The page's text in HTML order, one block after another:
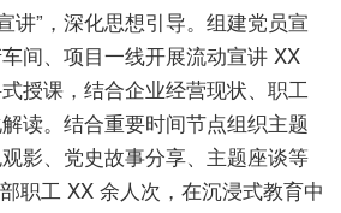
讲”，深化思想引导。组建党员宣
间、项目一线开展流动宣讲 XX
授课，结合企业经营现状、职工
读。结合重要时间节点组织主题
影、党史故事分享、主题座谈等
职工 XX 余人次，在沉浸式教育中